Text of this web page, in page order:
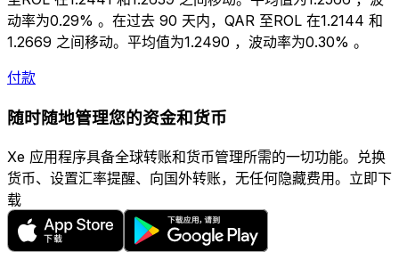
动率为0.29% 。在过去 90 天内，QAR 至ROL 在1.2144 和
1.2669 之间移动。平均值为1.2490 ，波动率为0.30% 。
付款
随时随地管理您的资金和货币
Xe 应用程序具备全球转账和货币管理所需的一切功能。兑换
货币、设置汇率提醒、向国外转账，无任何隐藏费用。立即下
载